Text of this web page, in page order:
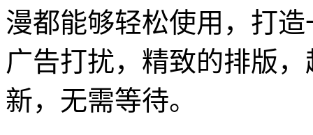
漫都能够轻松使用，打
广告打扰，精致的排版
新，无需等待。